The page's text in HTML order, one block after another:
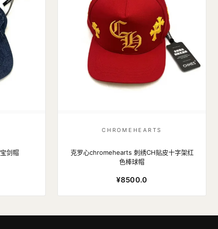
剑帽
CHROMEHEARTS
克罗心chromehearts 刺绣CH贴皮十字架红
色棒球帽
¥8500.0